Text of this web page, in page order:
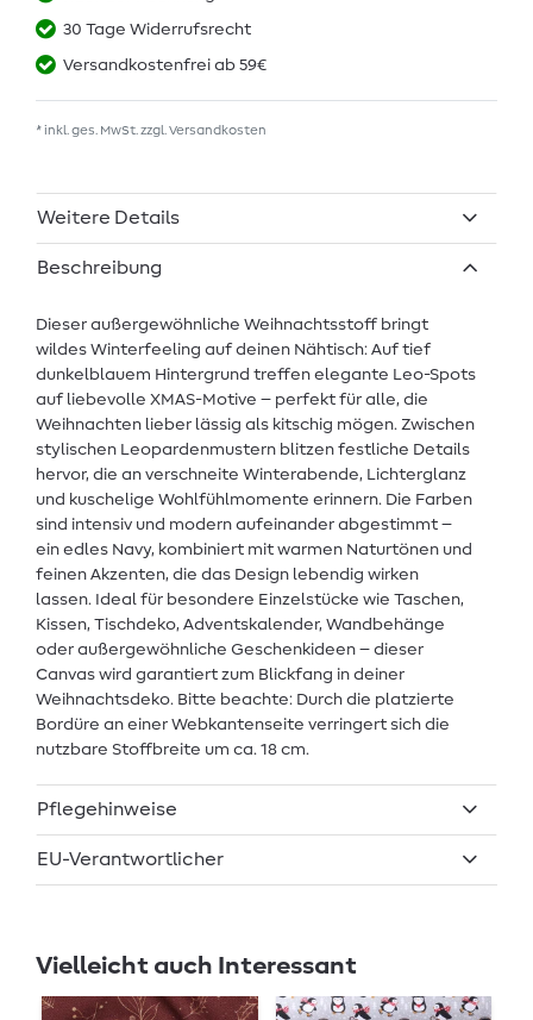
30 Tage Widerrufsrecht
Versandkostenfrei ab 59€
* inkl. ges. MwSt. zzgl. Versandkosten
Weitere Details
Beschreibung
Dieser außergewöhnliche Weihnachtsstoff bringt
wildes Winterfeeling auf deinen Nähtisch: Auf tief
dunkelblauem Hintergrund treffen elegante Leo-Spots
auf liebevolle XMAS-Motive – perfekt für alle, die
Weihnachten lieber lässig als kitschig mögen. Zwischen
stylischen Leopardenmustern blitzen festliche Details
hervor, die an verschneite Winterabende, Lichterglanz
und kuschelige Wohlfühlmomente erinnern. Die Farben
sind intensiv und modern aufeinander abgestimmt –
ein edles Navy, kombiniert mit warmen Naturtönen und
feinen Akzenten, die das Design lebendig wirken
lassen. Ideal für besondere Einzelstücke wie Taschen,
Kissen, Tischdeko, Adventskalender, Wandbehänge
oder außergewöhnliche Geschenkideen – dieser
Canvas wird garantiert zum Blickfang in deiner
Weihnachtsdeko. Bitte beachte: Durch die platzierte
Bordüre an einer Webkantenseite verringert sich die
nutzbare Stoffbreite um ca. 18 cm.
Pflegehinweise
EU-Verantwortlicher
Vielleicht auch Interessant